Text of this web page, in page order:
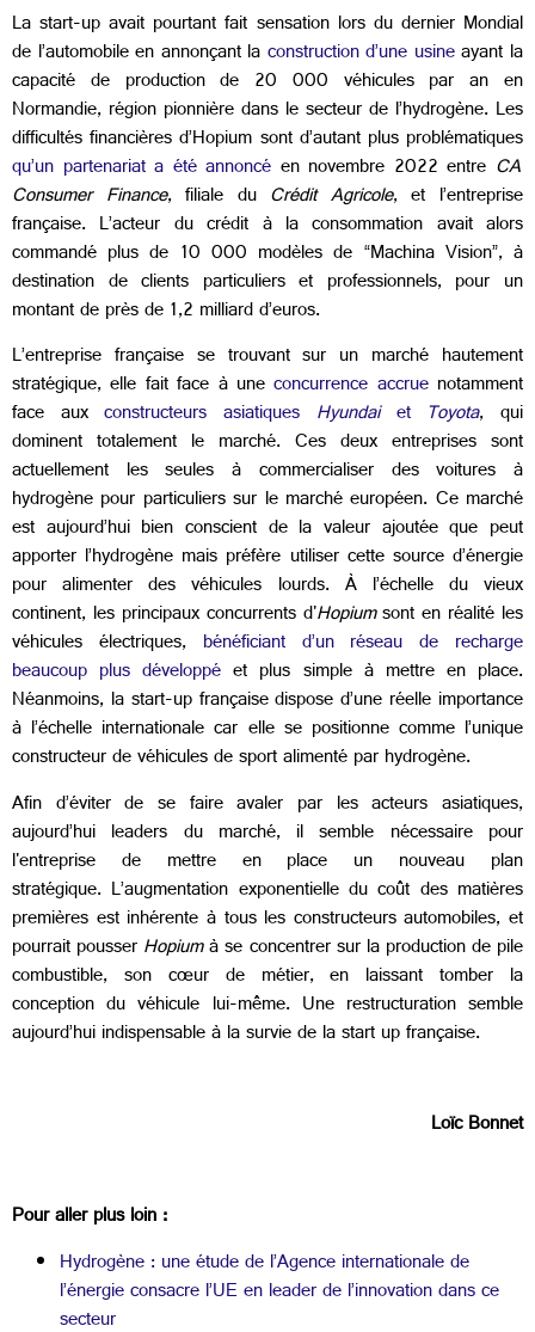
La start-up avait pourtant fait sensation lors du dernier Mondial
de l’automobile en annonçant laconstruction d’une usineayant la
capacité de production de 20 000 véhicules par an en
Normandie, région pionnière dans le secteur de l’hydrogène. Les
difficultés financières d’Hopium sont d’autant plus problématiques
qu’un partenariat a été annoncé en novembre 2022 entre CA
Consumer Finance, filiale du Crédit Agricole, et l’entreprise
française. L’acteur du crédit à la consommation avait alors
commandé plus de 10 000 modèles de “Machina Vision”, à
destination de clients particuliers et professionnels, pour un
montant de près de 1,2 milliard d’euros.
L’entreprise française se trouvant sur un marché hautement
stratégique, elle fait face à uneconcurrence accruenotamment
face auxconstructeurs asiatiques Hyundai et Toyota, qui
dominent totalement le marché. Ces deux entreprises sont
actuellement les seules à commercialiser des voitures à
hydrogène pour particuliers sur le marché européen. Ce marché
est aujourd’hui bien conscient de la valeur ajoutée que peut
apporter l’hydrogène mais préfère utiliser cette source d’énergie
pour alimenter des véhicules lourds. À l’échelle du vieux
continent, les principaux concurrents d'Hopiumsont en réalité les
véhicules électriques, bénéficiant d’un réseau de recharge
beaucoup plus développéet plus simple à mettre en place.
Néanmoins, la start-up française dispose d’une réelle importance
à l’échelle internationale car elle se positionne comme l’unique
constructeur de véhicules de sport alimenté par hydrogène.
Afin d’éviter de se faire avaler par les acteurs asiatiques,
aujourd’hui leaders du marché, il semble nécessaire pour
l'entreprise de mettre en place un nouveau plan
stratégique. L’augmentation exponentielle du coût des matières
premières est inhérente à tous les constructeurs automobiles, et
pourrait pousserHopiumà se concentrer sur la production de pile
combustible, son cœur de métier, en laissant tomber la
conception du véhicule lui-même. Une restructuration semble
aujourd’hui indispensable à la survie de la start up française.
Loïc Bonnet
Pour aller plus loin :
Hydrogène : une étude de l’Agence internationale de
l’énergie consacre l’UE en leader de l’innovation dans ce
secteur